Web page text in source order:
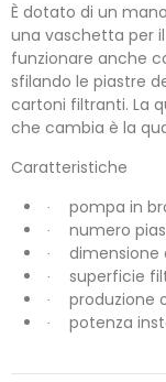
È dotato di un
una vaschetta per
funzionare anche
sfilando le piastre
cartoni filtranti. La
che cambia è la
Caratteristiche
· pompa in
· numero
· dimensione
· superficie
· produzione
· potenza